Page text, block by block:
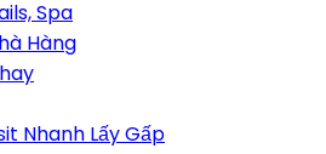
Spa
Hàng
Nhanh Lấy Gấp